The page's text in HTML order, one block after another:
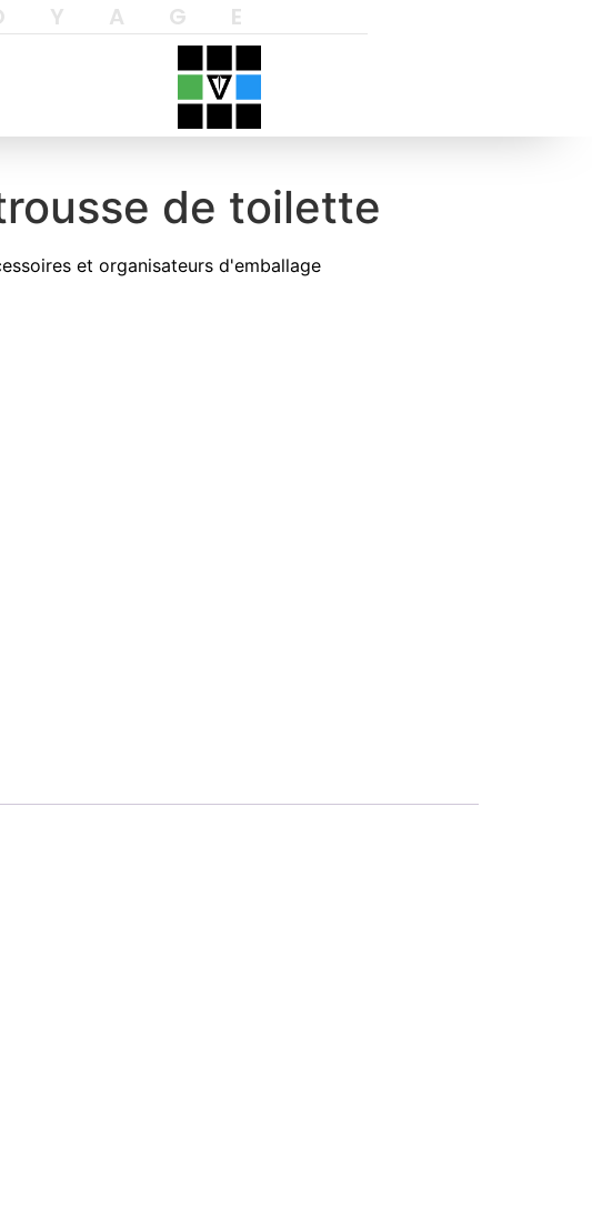
de toilette
et organisateurs d'emballage